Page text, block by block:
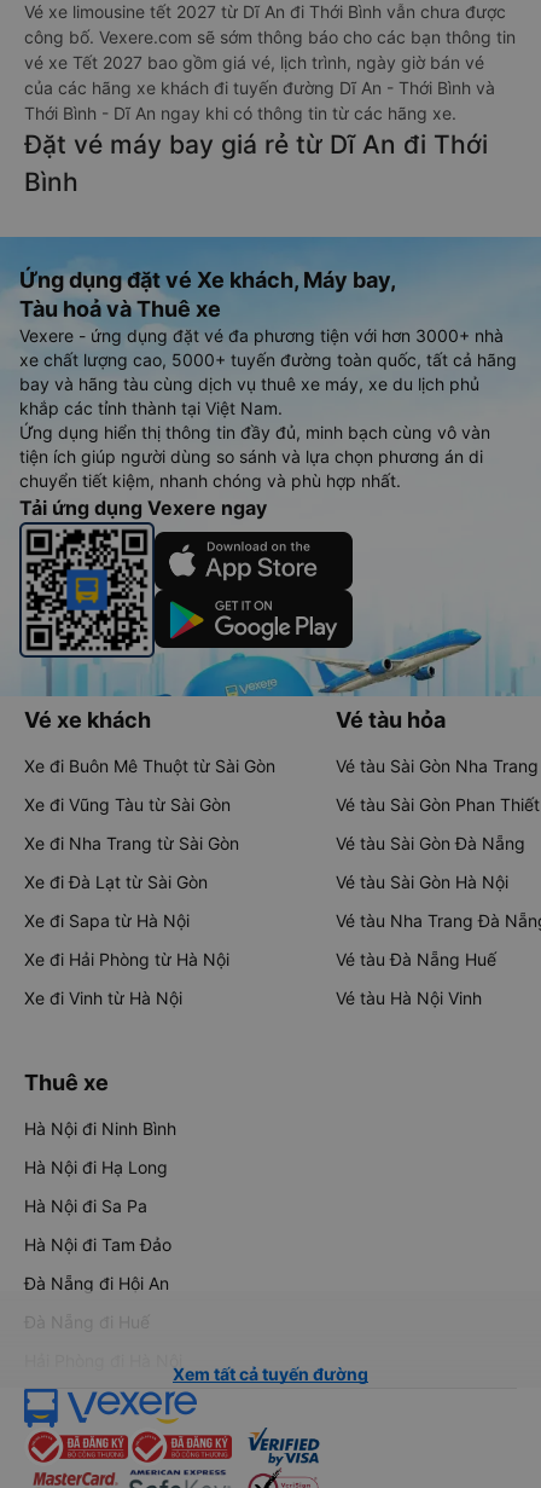
Vé xe limousine tết 2027 từ Dĩ An đi Thới Bình vẫn chưa được
công bố. Vexere.com sẽ sớm thông báo cho các bạn thông tin
vé xe Tết 2027 bao gồm giá vé, lịch trình, ngày giờ bán vé
của các hãng xe khách đi tuyến đường Dĩ An - Thới Bình và
Thới Bình - Dĩ An ngay khi có thông tin từ các hãng xe.
Đặt vé máy bay giá rẻ từ Dĩ An đi Thới
Bình
Ứng dụng đặt vé Xe khách, Máy bay,
Tàu hoả và Thuê xe
Vexere - ứng dụng đặt vé đa phương tiện với hơn 3000+ nhà
xe chất lượng cao, 5000+ tuyến đường toàn quốc, tất cả hãng
bay và hãng tàu cùng dịch vụ thuê xe máy, xe du lịch phủ
khắp các tỉnh thành tại Việt Nam.
Ứng dụng hiển thị thông tin đầy đủ, minh bạch cùng vô vàn
tiện ích giúp người dùng so sánh và lựa chọn phương án di
chuyển tiết kiệm, nhanh chóng và phù hợp nhất.
Tải ứng dụng Vexere ngay
Vé xe khách
Xe đi Buôn Mê Thuột từ Sài Gòn
Xe đi Vũng Tàu từ Sài Gòn
Xe đi Nha Trang từ Sài Gòn
Xe đi Đà Lạt từ Sài Gòn
Xe đi Sapa từ Hà Nội
Xe đi Hải Phòng từ Hà Nội
Xe đi Vinh từ Hà Nội
Vé tàu hỏa
Vé tàu Sài Gòn Nha Trang
Vé tàu Sài Gòn Phan Thiết
Vé tàu Sài Gòn Đà Nẵng
Vé tàu Sài Gòn Hà Nội
Vé tàu Nha Trang Đà
Vé tàu Đà Nẵng Huế
Vé tàu Hà Nội Vinh
Thuê xe
Hà Nội đi Ninh Bình
Hà Nội đi Hạ Long
Hà Nội đi Sa Pa
Hà Nội đi Tam Đảo
Đà Nẵng đi Hội An
Đà Nẵng đi Huế
Xem tất cả tuyến đường